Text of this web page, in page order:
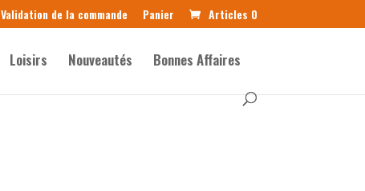
Validation de la commande Panier Articles 0
Loisirs Nouveautés Bonnes Affaires